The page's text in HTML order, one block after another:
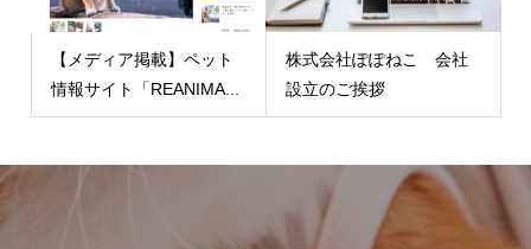
【メディア掲載】ペット
情報サイト「REANIMA...
株式会社ぽぽねこ 会社
設立のご挨拶